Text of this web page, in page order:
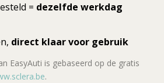
= dezelfde werkdag
direct klaar voor gebruik
EasyAuti is gebaseerd op de gratis
.